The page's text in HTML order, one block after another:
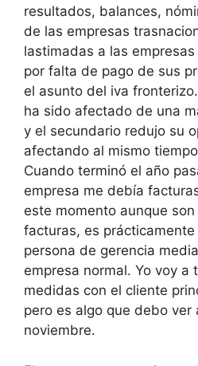
resultados, balances,
de las empresas
lastimadas a las
por falta de pago de sus
el asunto del iva
ha sido afectado de una
y el secundario redujo su
afectando al mismo
Cuando terminó el año
empresa me debía
este momento aunque
facturas, es
persona de gerencia
empresa normal. Yo voy a
medidas con el cliente
pero es algo que debo ver
noviembre.